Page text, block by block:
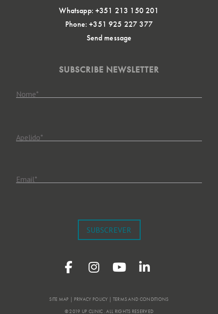
Whatsapp: +351 213 150 201
Phone: +351 925 227 377
Send message
SUBSCRIBE NEWSLETTER
Nome*
Apelido*
Email*
SUBSCREVER
SITE MAP | PRIVACY POLICY | TERMS AND CONDITIONS
© 2019 UP CLINIC . ALL RIGHTS RESERVED